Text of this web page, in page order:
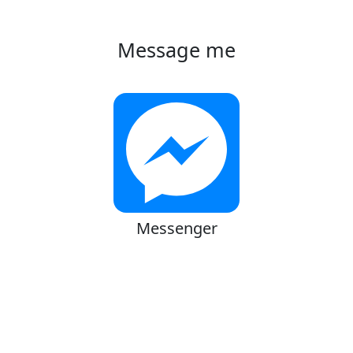
Message me
Messenger